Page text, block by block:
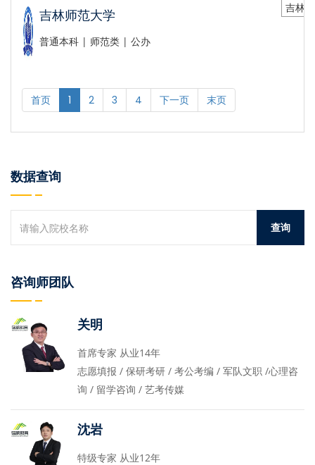
吉林师范大学
普通本科 | 师范类 | 公办
吉林
首页 1 2 3 4 下一页 末页
数据查询
咨询师团队
关明
首席专家 从业14年
志愿填报 / 保研考研 / 考公考编 / 军队文职 /心理咨
询 / 留学咨询 / 艺考传媒
沈岩
特级专家 从业12年